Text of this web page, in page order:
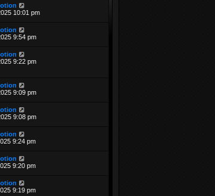
10:01 pm
9:54 pm
9:22 pm
9:09 pm
9:08 pm
9:24 pm
9:20 pm
9:19 pm